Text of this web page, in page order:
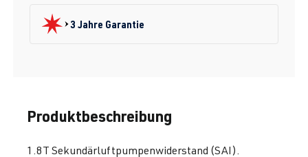
3 Jahre Garantie
Produktbeschreibung
1.8T Sekundärluftpumpenwiderstand (SAI).